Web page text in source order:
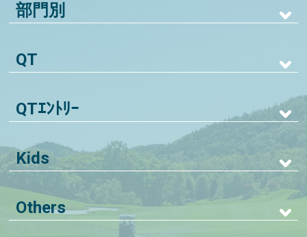
部門別
QT
QTｴﾝﾄﾘｰ
Kids
Others